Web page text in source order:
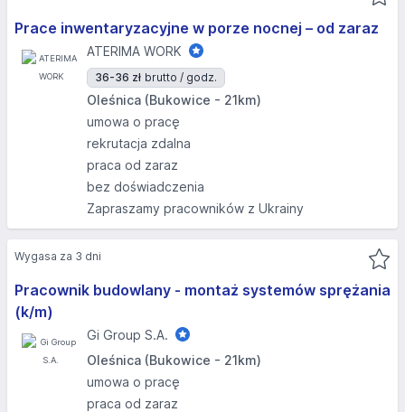
Prace inwentaryzacyjne w porze nocnej – od zaraz
ATERIMA WORK
36-36 zł brutto / godz.
Oleśnica (Bukowice - 21km)
umowa o pracę
rekrutacja zdalna
praca od zaraz
bez doświadczenia
Zapraszamy pracowników z Ukrainy
Pracownik budowlany - montaż systemów sprężania
(k/m)
Gi Group S.A.
Oleśnica (Bukowice - 21km)
umowa o pracę
praca od zaraz
Wygasa za 3 dni